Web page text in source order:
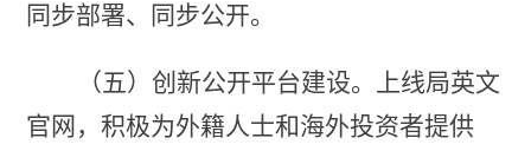
同步部署、同步公开。
（五）创新公开平台建设。 上线局英文
官网，积极为外籍人士和海外投资者提供